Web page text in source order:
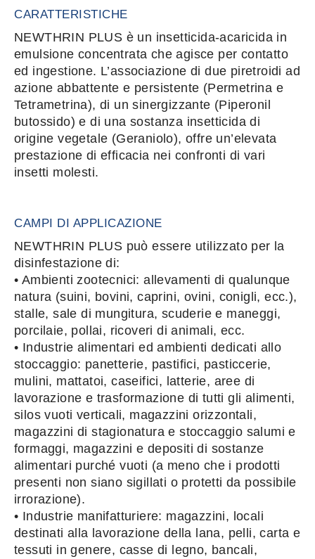
CARATTERISTICHE
NEWTHRIN PLUS è un insetticida-acaricida in
emulsione concentrata che agisce per contatto
ed ingestione. L’associazione di due piretroidi ad
azione abbattente e persistente (Permetrina e
Tetrametrina), di un sinergizzante (Piperonil
butossido) e di una sostanza insetticida di
origine vegetale (Geraniolo), offre un’elevata
prestazione di efficacia nei confronti di vari
insetti molesti.
CAMPI DI APPLICAZIONE
NEWTHRIN PLUS può essere utilizzato per la
disinfestazione di:
• Ambienti zootecnici: allevamenti di qualunque
natura (suini, bovini, caprini, ovini, conigli, ecc.),
stalle, sale di mungitura, scuderie e maneggi,
porcilaie, pollai, ricoveri di animali, ecc.
• Industrie alimentari ed ambienti dedicati allo
stoccaggio: panetterie, pastifici, pasticcerie,
mulini, mattatoi, caseifici, latterie, aree di
lavorazione e trasformazione di tutti gli alimenti,
silos vuoti verticali, magazzini orizzontali,
magazzini di stagionatura e stoccaggio salumi e
formaggi, magazzini e depositi di sostanze
alimentari purché vuoti (a meno che i prodotti
presenti non siano sigillati o protetti da possibile
irrorazione).
• Industrie manifatturiere: magazzini, locali
destinati alla lavorazione della lana, pelli, carta e
tessuti in genere, casse di legno, bancali,